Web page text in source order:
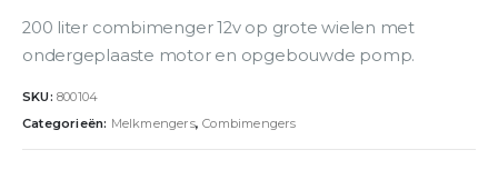
200 liter combimenger 12v op grote wielen met
ondergeplaaste motor en opgebouwde pomp.
SKU: 800104
Categorieën: Melkmengers,Combimengers